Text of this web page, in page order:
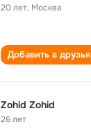
20 лет, Москва
Добавить в друзья
Zohid Zohid
26 лет